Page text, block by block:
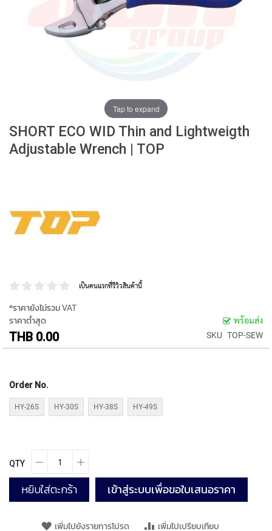
น
ะ
นำ
P
S
T
P
S
Y
A
R
A
L
U
SHORT ECO WID Thin and Lightweigth
Adjustable Wrench | TOP
เป็นคนแรกที่รีวิวสินค้านี้
ราคาต่ำสุด
THB 0.00
*ราคายังไม่รวม VAT
พร้อมส่ง
SKU TOP-SEW
Order No.
HY-26S HY-30S HY-38S HY-49S
QTY
หยิบใส่ตะกร้า เข้าสู่ระบบเพื่อขอใบเสนอราคา
เพิ่มไปยังรายการโปรด เพิ่มไปเปรียบเทียบ
Tap to expand